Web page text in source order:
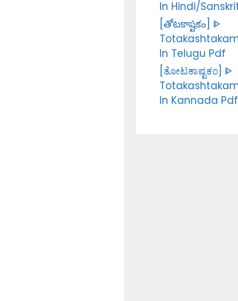
In Hindi/
[తోటకాష్టకం] ᐈ
In Telugu Pdf
[ತೋಟಕಾಷ್ಟಕಂ] ᐈ
In Kannada Pdf